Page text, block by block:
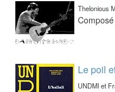
Thelonious
Le poil
UNDMI et